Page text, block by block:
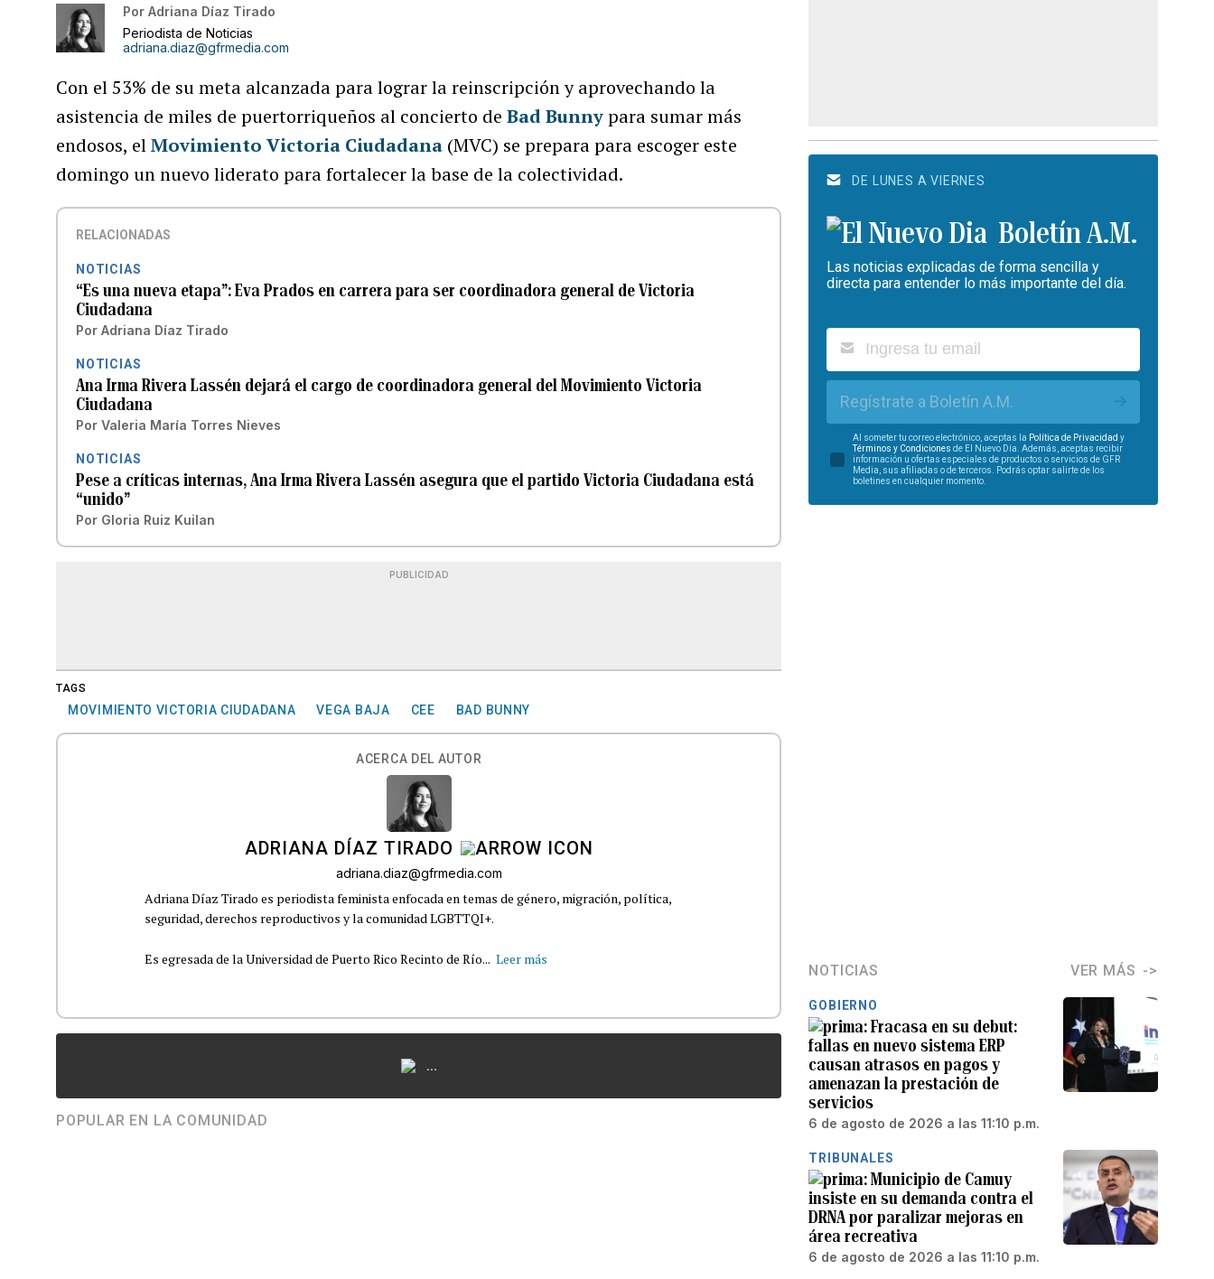
Por Adriana Díaz Tirado
Periodista de Noticias
adriana.diaz@gfrmedia.com
Con el 53% de su meta alcanzada para lograr la reinscripción y aprovechando la
asistencia de miles de puertorriqueños al concierto deBad Bunnypara sumar más
endosos, elMovimiento Victoria Ciudadana (MVC) se prepara para escoger este
domingo un nuevo liderato para fortalecer la base de la colectividad.
RELACIONADAS
NOTICIAS
“Es una nueva etapa”: Eva Prados en carrera para ser coordinadora general de Victoria
Ciudadana
Por Adriana Díaz Tirado
NOTICIAS
Ana Irma Rivera Lassén dejará el cargo de coordinadora general del Movimiento Victoria
Ciudadana
Por Valeria María Torres Nieves
NOTICIAS
Pese a críticas internas, Ana Irma Rivera Lassén asegura que el partido Victoria Ciudadana está
“unido”
Por Gloria Ruiz Kuilan
PUBLICIDAD
TAGS
MOVIMIENTO VICTORIA CIUDADANA VEGA BAJA CEE BAD BUNNY
ACERCA DEL AUTOR
ADRIANA DÍAZ TIRADO
adriana.diaz@gfrmedia.com
Adriana Díaz Tirado es periodista feminista enfocada en temas de género, migración, política,
seguridad, derechos reproductivos y la comunidad LGBTTQI+.
Es egresada de la Universidad de Puerto Rico Recinto de Río... Leer más
...
POPULAR EN LA COMUNIDAD
DE LUNES A VIERNES
Boletín A.M.
Las noticias explicadas de forma sencilla y
directa para entender lo más importante del día.
Regístrate a Boletín A.M.
Al someter tu correo electrónico, aceptas la Política de Privacidad y
Términos y Condiciones de El Nuevo Día. Además, aceptas recibir
información u ofertas especiales de productos o servicios de GFR
Media, sus afiliadas o de terceros. Podrás optar salirte de los
boletines en cualquier momento.
NOTICIAS VER MÁS
GOBIERNO
Fracasa en su debut:
fallas en nuevo sistema ERP
causan atrasos en pagos y
amenazan la prestación de
servicios
6 de agosto de 2026 a las 11:10 p.m.
TRIBUNALES
Municipio de Camuy
insiste en su demanda contra el
DRNA por paralizar mejoras en
área recreativa
6 de agosto de 2026 a las 11:10 p.m.